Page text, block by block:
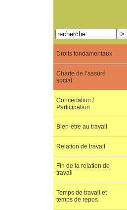
À propos de
Droits fondamentaux
Charte de l’assuré
social
Concertation /
Participation
Bien-être au travail
Relation de travail
Fin de la relation de
travail
Temps de travail et
temps de repos